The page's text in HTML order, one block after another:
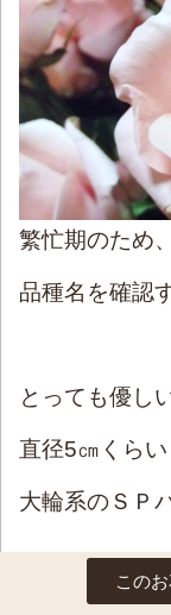
繁忙期のため、
品種名を確認
とっても優し
直径5㎝くら
大輪系のＳＰ
この